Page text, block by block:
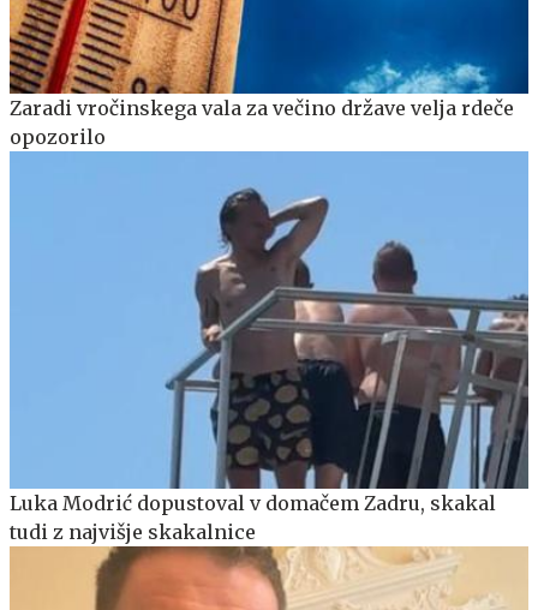
Zaradi vročinskega vala za večino države velja rdeče
opozorilo
Luka Modrić dopustoval v domačem Zadru, skakal
tudi z najvišje skakalnice